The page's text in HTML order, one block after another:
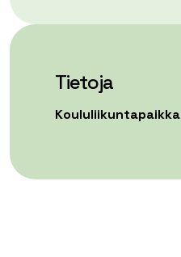
Tietoja
Koululiikuntapaikka